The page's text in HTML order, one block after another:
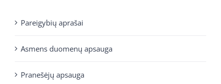
Pareigybių aprašai
Asmens duomenų apsauga
Pranešėjų apsauga